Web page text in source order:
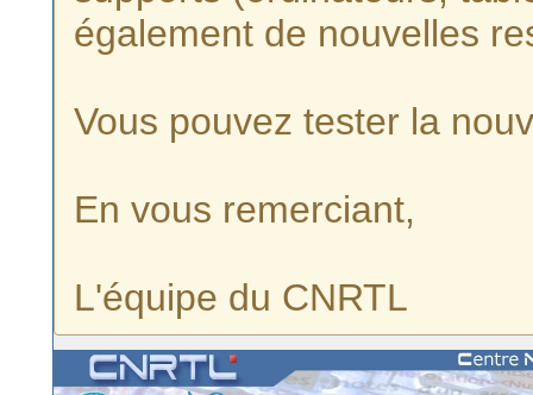
également de nouvelles
Vous pouvez tester la
En vous remerciant,
L'équipe du CNRTL